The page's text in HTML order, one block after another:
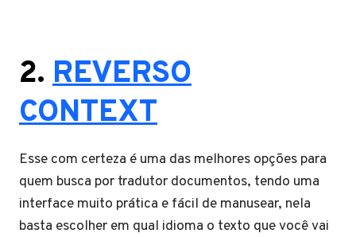
2. REVERSO
CONTEXT
Esse com certeza é uma das melhores opções para
quem busca por tradutor documentos, tendo uma
interface muito prática e fácil de manusear, nela
basta escolher em qual idioma o texto que você vai